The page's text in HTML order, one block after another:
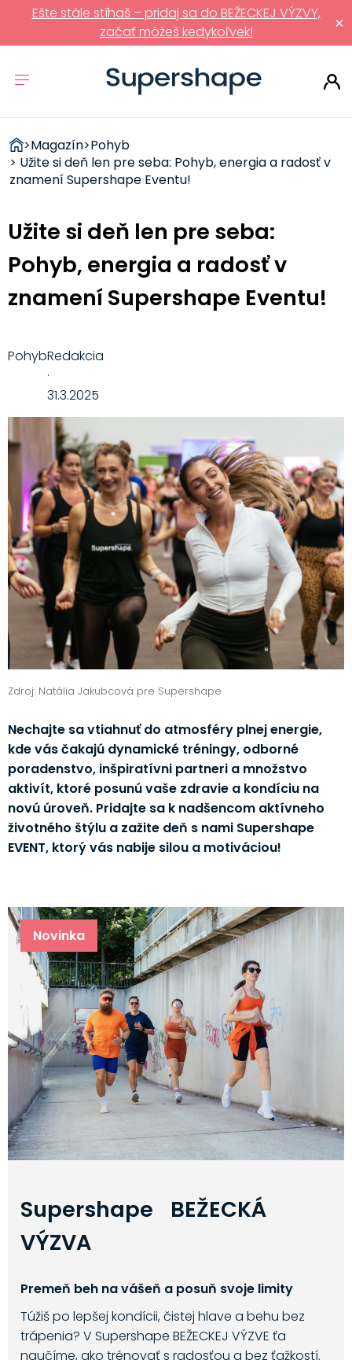
×
Ešte stále stíhaš – pridaj sa do BEŽECKEJ VÝZVY,
začať môžeš kedykoľvek!
ZDRAVÉ
RÝCHLOVKY
>Magazín>Pohyb
> Užite si deň len pre seba: Pohyb, energia a radosť v
znamení Supershape Eventu!
Užite si deň len pre seba:
Pohyb, energia a radosť v
znamení Supershape Eventu!
Zdroj: Natália Jakubcová pre Supershape
Nechajte sa vtiahnuť do atmosféry plnej energie,
kde vás čakajú dynamické tréningy, odborné
poradenstvo, inšpiratívni partneri a množstvo
aktivít, ktoré posunú vaše zdravie a kondíciu na
novú úroveň. Pridajte sa k nadšencom aktívneho
životného štýlu a zažite deň s nami Supershape
EVENT, ktorý vás nabije silou a motiváciou!
Novinka
Supershape BEŽECKÁ
VÝZVA
Premeň beh na vášeň a posuň svoje limity
Túžiš po lepšej kondícii, čistej hlave a behu bez
trápenia? V Supershape BEŽECKEJ VÝZVE ťa
naučíme, ako trénovať s radosťou a bez ťažkostí.
PohybRedakcia
·
31.3.2025